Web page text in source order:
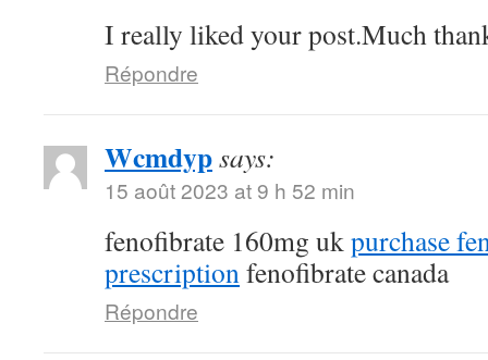
I really liked your post.Much
Répondre
Wcmdypsays:
15 août 2023 at 9 h 52 min
fenofibrate 160mg ukpurchase
prescriptionfenofibrate canada
Répondre